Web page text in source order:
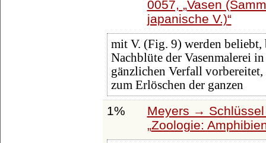
0057,
Vasen
japanische V.)
mit V. (Fig. 9) werden beliebt,
Nachblüte der Vasenmalerei
gänzlichen Verfall
zum Erlöschen der ganzen
1%
Meyers →
Zoologie: